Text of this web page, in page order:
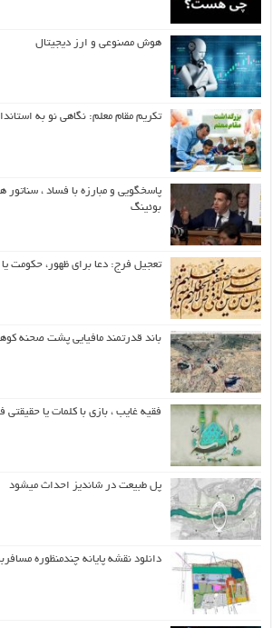
هوش مصنوعی و ارز دیجیتال
تکریم مقام معلم: نگاهی نو به
پاسخگویی و مبارزه با فساد ، سناتور
بوئینگ
تعجیل فرج: دعا برای ظهور، حکومت
باند قدرتمند مافیایی پشت صحنه
فقیه غایب ، بازی با کلمات یا
پل طبیعت در شاندیز احداث میشود
دانلود نقشه پایانه چندمنظوره